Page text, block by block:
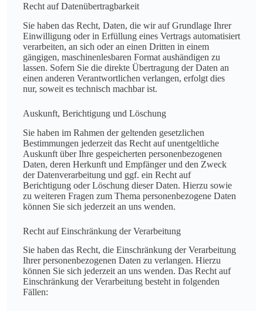
Recht auf Daten­übertrag­barkeit
Sie haben das Recht, Daten, die wir auf Grundlage Ihrer
Einwilligung oder in Erfüllung eines Vertrags automatisiert
verarbeiten, an sich oder an einen Dritten in einem
gängigen, maschinenlesbaren Format aushändigen zu
lassen. Sofern Sie die direkte Übertragung der Daten an
einen anderen Verantwortlichen verlangen, erfolgt dies
nur, soweit es technisch machbar ist.
Auskunft, Berichtigung und Löschung
Sie haben im Rahmen der geltenden gesetzlichen
Bestimmungen jederzeit das Recht auf unentgeltliche
Auskunft über Ihre gespeicherten personenbezogenen
Daten, deren Herkunft und Empfänger und den Zweck
der Datenverarbeitung und ggf. ein Recht auf
Berichtigung oder Löschung dieser Daten. Hierzu sowie
zu weiteren Fragen zum Thema personenbezogene Daten
können Sie sich jederzeit an uns wenden.
Recht auf Einschränkung der Verarbeitung
Sie haben das Recht, die Einschränkung der Verarbeitung
Ihrer personenbezogenen Daten zu verlangen. Hierzu
können Sie sich jederzeit an uns wenden. Das Recht auf
Einschränkung der Verarbeitung besteht in folgenden
Fällen: